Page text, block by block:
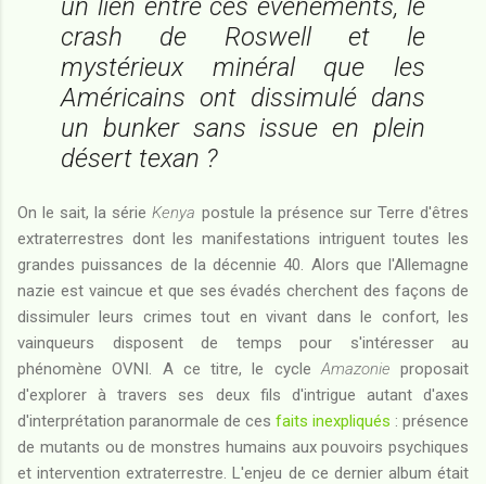
crash de Roswell et le
mystérieux minéral que les
Américains ont dissimulé dans
un bunker sans issue en plein
désert texan ?
On le sait, la sérieKenya postule la présence sur Terre d'êtres
extraterrestres dont les manifestations intriguent toutes les
grandes puissances de la décennie 40. Alors que l'Allemagne
nazie est vaincue et que ses évadés cherchent des façons de
dissimuler leurs crimes tout en vivant dans le confort, les
vainqueurs disposent de temps pour s'intéresser au
phénomène OVNI. A ce titre, le cycle Amazonie proposait
d'explorer à travers ses deux fils d'intrigue autant d'axes
d'interprétation paranormale de ces faits inexpliqués : présence
de mutants ou de monstres humains aux pouvoirs psychiques
et intervention extraterrestre. L'enjeu de ce dernier album était